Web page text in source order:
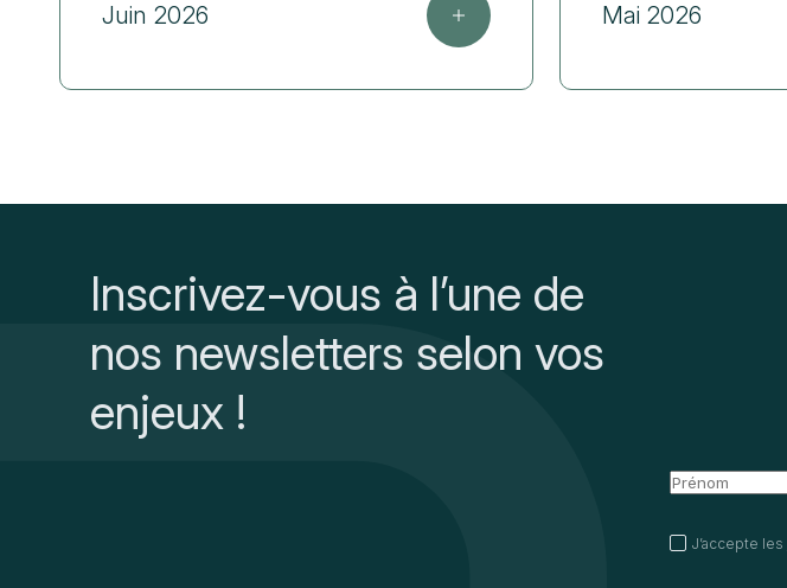
Juin 2026 Mai 2026
Inscrivez-vous à l’une de
nos newsletters selon vos
enjeux !
J’accepte les